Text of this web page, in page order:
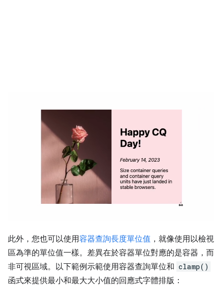
此外，您也可以使用容器查詢長度單位值 ，就像使用以檢視
區為準的單位值一樣。差異在於容器單位對應的是容器，而
非可視區域。以下範例示範使用容器查詢單位和 clamp()
函式來提供最小和最大大小值的回應式字體排版：